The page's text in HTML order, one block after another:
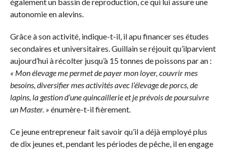
autonomie en alevins.
Grâce à son activité, indique-t-il, il apu financer ses études
secondaires et universitaires. Guillain se réjouit qu’ilparvient
aujourd’hui à récolter jusqu’à 15 tonnes de poissons par an :
« Mon élevage me permet de payer mon loyer, couvrir mes
besoins, diversifier mes activités avec l’élevage de porcs, de
lapins, la gestion d’une quincaillerie et je prévois de poursuivre
un Master. » énumère-t-il fièrement.
Ce jeune entrepreneur fait savoir qu’il a déjà employé plus
de dix jeunes et, pendant les périodes de pêche, il en engage